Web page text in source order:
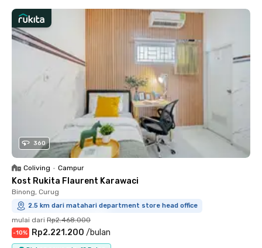
360
Coliving • Campur
Kost Rukita Flaurent Karawaci
Binong, Curug
2.5 km dari matahari department store head office
mulai dari Rp2.468.000
-10% Rp2.221.200 /bulan